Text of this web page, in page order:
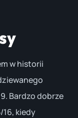
w historii
Bardzo dobrze
16, kiedy